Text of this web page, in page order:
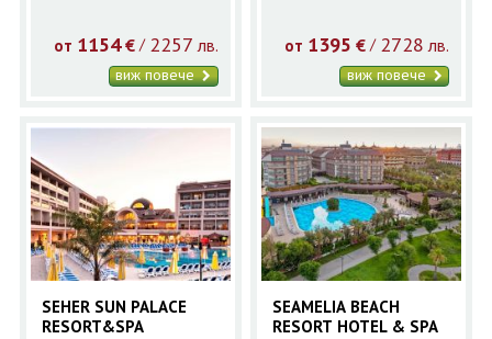
от 1154 €/ 2257 лв.
виж повече
от 1395 € / 2728 лв.
виж повече
SEHER SUN PALACE
RESORT&SPA
SEAMELIA BEACH
RESORT HOTEL & SPA